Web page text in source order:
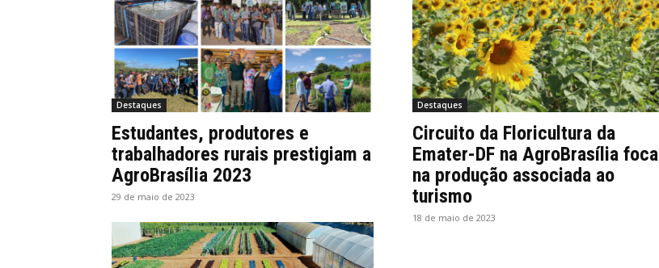
Destaques
Estudantes, produtores e
trabalhadores rurais prestigiam a
AgroBrasília 2023
29 de maio de 2023
Destaques
Circuito da Floricultura da
Emater-DF na AgroBrasília foca
na produção associada ao
turismo
18 de maio de 2023